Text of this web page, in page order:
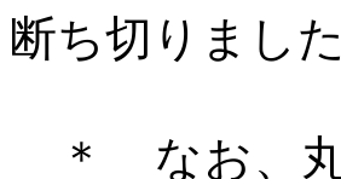
断ち切りました
＊ なお、丸